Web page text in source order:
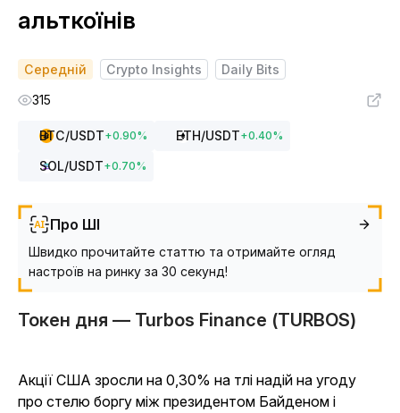
альткоїнів
Середній Crypto Insights
Daily Bits
315
BTC/USDT+0.90% ETH/USDT+0.40%
SOL/USDT+0.70%
Про ШІ
Швидко прочитайте статтю та отримайте огляд
настроїв на ринку за 30 секунд!
Токен дня — Turbos Finance (TURBOS)
Акції США зросли на 0,30% на тлі надій на угоду
про стелю боргу між президентом Байденом і